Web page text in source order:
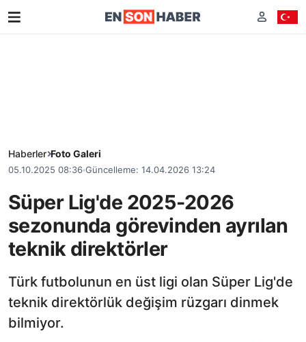
Haberler Foto Galeri
05.10.2025 08:36 Güncelleme: 14.04.2026 13:24
Süper Lig'de 2025-2026
sezonunda görevinden ayrılan
teknik direktörler
Türk futbolunun en üst ligi olan Süper Lig'de
teknik direktörlük değişim rüzgarı dinmek
bilmiyor.